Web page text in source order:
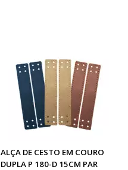
ALÇA DE CESTO EM COURO
DUPLA P 180-D 15CM PAR